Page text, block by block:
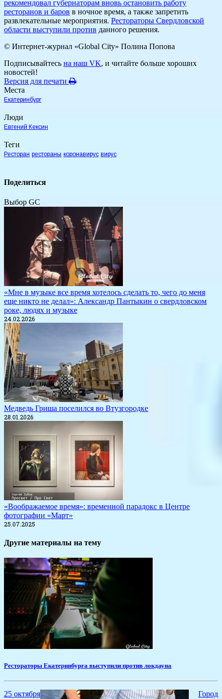
рекомендовал губернаторам вновь остановить работу
ресторанов и баров в ночное время, а также запретить
развлекательные мероприятия. Рестораторы Свердловской
области выступили против данного решения.
© Интернет-журнал «Global City» Полина Попова
Подписывайтесь на наш VK, и читайте больше хороших
новостей!
Версия для печати
Места
Екатеринбург
Люди
Евгений Кексин
Теги
Ресторан рестораны коронавирус вирус
Поделиться
Выбор GC
«Мне в музыке все время хотелось сделать то, чего до меня
еще никто не делал»: Александр Пантыкин о свердловском
роке, людях и музыке
24.02.2026
Медведь Гриша поселился во Втузгородке
28.01.2026
«Воображаемое время»: временной парадокс в Центре
фотографии «Март»
25.07.2025
Другие материалы на тему
Рестораторы Екатеринбурга выступили против локдауна
25 октября Город